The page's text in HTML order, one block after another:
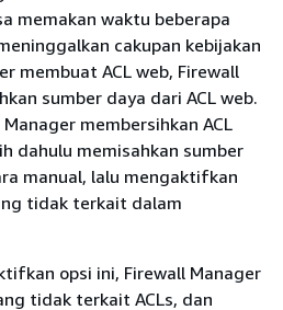
memakan waktu beberapa
cakupan kebijakan
membuat ACL web, Firewall
sumber daya dari ACL web.
membersihkan ACL
dahulu memisahkan sumber
manual, lalu mengaktifkan
tidak terkait dalam
opsi ini, Firewall Manager
tidak terkait ACLs, dan